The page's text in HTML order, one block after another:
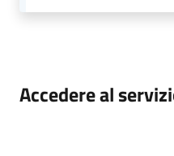
Accedere al